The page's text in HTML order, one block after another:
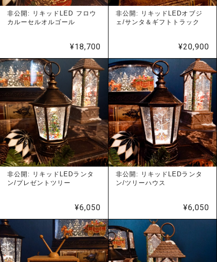
非公開: リキッドLED フロウ
カルーセルオルゴール
¥18,700
非公開: リキッドLEDオブジ
ェ/サンタ＆ギフトトラック
¥20,900
非公開: リキッドLEDランタ
ン/プレゼントツリー
¥6,050
非公開: リキッドLEDランタ
ン/ツリーハウス
¥6,050